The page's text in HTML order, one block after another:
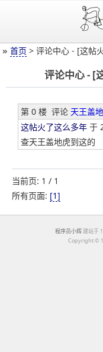
» 首页 > 评论中心 - [这帖
评论中心 - [
第 0 楼 评论 天王盖
这帖火了这么多年 于
查天王盖地虎到这的
当前页: 1 / 1
所有页面: [1]
程序员小辉 建站于
Copyright ©